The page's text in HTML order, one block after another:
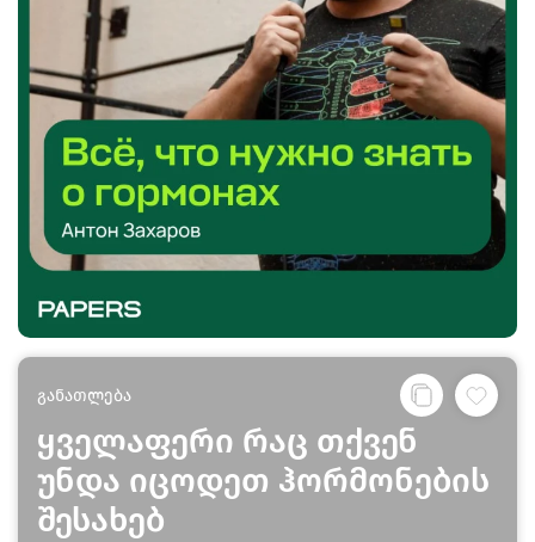
განათლება
ყველაფერი რაც თქვენ
უნდა იცოდეთ ჰორმონების
შესახებ